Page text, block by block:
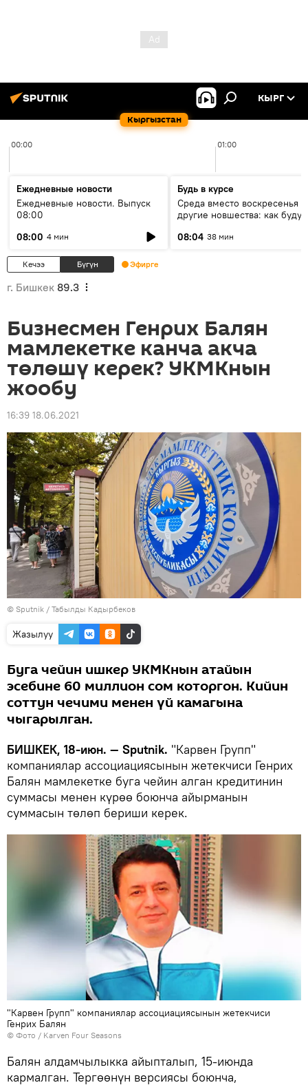
Кыргызстан
КЫРГ
00:00 01:00
Ежедневные новости
Ежедневные новости. Выпуск
08:00
08:00 4 мин
Будь в курсе
Среда вместо воскресенья и
другие новшества: как будут
08:04 38 мин
Кечээ Бүгүн Эфирге
г. Бишкек 89.3
Бизнесмен Генрих Балян
мамлекетке канча акча
төлөшү керек? УКМКнын
жообу
16:39 18.06.2021
© Sputnik / Табылды Кадырбеков
Жазылуу
Буга чейин ишкер УКМКнын атайын
эсебине 60 миллион сом которгон. Кийин
соттун чечими менен үй камагына
чыгарылган.
БИШКЕК, 18-июн. — Sputnik. "Карвен Групп"
компаниялар ассоциациясынын жетекчиси Генрих
Балян мамлекетке буга чейин алган кредитинин
суммасы менен күрөө боюнча айырманын
суммасын төлөп бериши керек.
"Карвен Групп" компаниялар ассоциациясынын жетекчиси
Генрих Балян
© Фото / Karven Four Seasons
Балян алдамчылыкка айыпталып, 15-июнда
кармалган. Тергөөнүн версиясы боюнча,